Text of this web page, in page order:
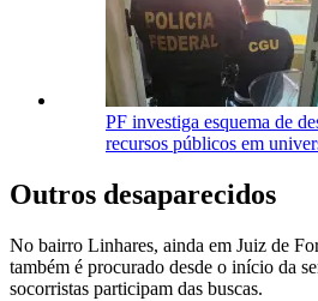
PF investiga esquema de
recursos públicos em
Outros desaparecidos
No bairro Linhares, ainda em Juiz de
também é procurado desde o início da
socorristas participam das buscas.